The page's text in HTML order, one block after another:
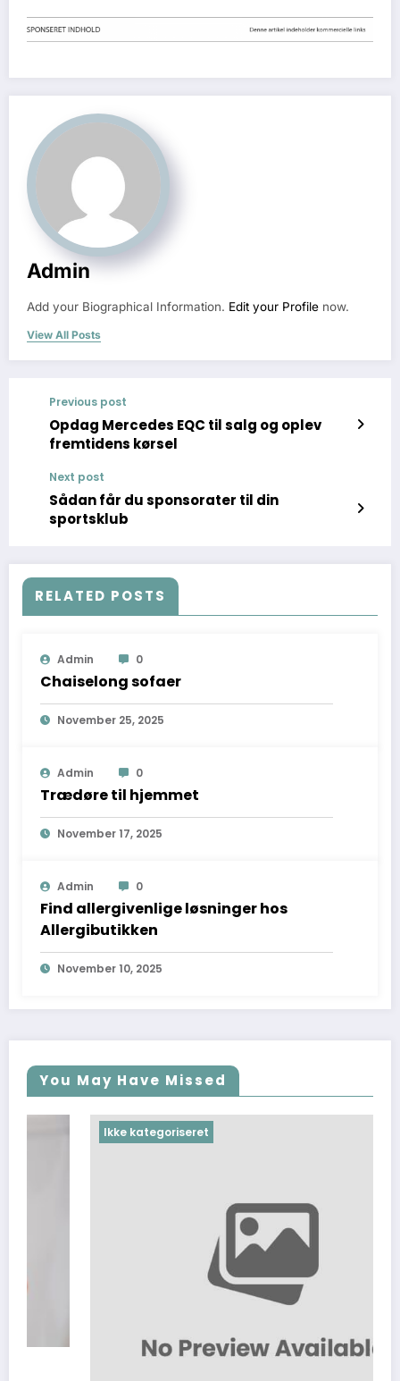
Admin
Add your Biographical Information. Edit your Profile now.
View All Posts
Previous post
Opdag Mercedes EQC til salg og oplev
fremtidens kørsel
Next post
Sådan får du sponsorater til din
sportsklub
RELATED POSTS
Admin 0
Chaiselong sofaer
November 25, 2025
Admin 0
Trædøre til hjemmet
November 17, 2025
Admin 0
Find allergivenlige løsninger hos
Allergibutikken
November 10, 2025
You May Have Missed
Ikke kategoriseret